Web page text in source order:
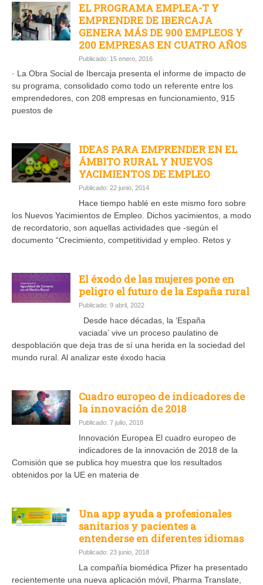
EL PROGRAMA EMPLEA-T Y
EMPRENDRE DE IBERCAJA
GENERA MÁS DE 900 EMPLEOS Y
200 EMPRESAS EN CUATRO AÑOS
Publicado: 15 enero, 2016
· La Obra Social de Ibercaja presenta el informe de impacto de
su programa, consolidado como todo un referente entre los
emprendedores, con 208 empresas en funcionamiento, 915
puestos de
IDEAS PARA EMPRENDER EN EL
ÁMBITO RURAL Y NUEVOS
YACIMIENTOS DE EMPLEO
Publicado: 22 junio, 2014
Hace tiempo hablé en este mismo foro sobre
los Nuevos Yacimientos de Empleo. Dichos yacimientos, a modo
de recordatorio, son aquellas actividades que -según el
documento “Crecimiento, competitividad y empleo. Retos y
El éxodo de las mujeres pone en
peligro el futuro de la España rural
Publicado: 9 abril, 2022
Desde hace décadas, la ‘España
vaciada’ vive un proceso paulatino de
despoblación que deja tras de sí una herida en la sociedad del
mundo rural. Al analizar este éxodo hacia
Cuadro europeo de indicadores de
la innovación de 2018
Publicado: 7 julio, 2018
Innovación Europea El cuadro europeo de
indicadores de la innovación de 2018 de la
Comisión que se publica hoy muestra que los resultados
obtenidos por la UE en materia de
Una app ayuda a profesionales
sanitarios y pacientes a
entenderse en diferentes idiomas
Publicado: 23 junio, 2018
La compañía biomédica Pfizer ha presentado
recientemente una nueva aplicación móvil, Pharma Translate,